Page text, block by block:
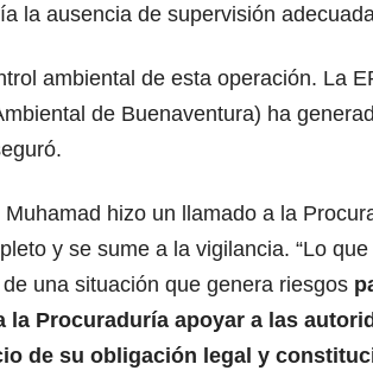
la ausencia de supervisión
ambiental de esta operación. La
de Buenaventura) ha
hizo un llamado a la
y se sume a la vigilancia. “Lo
una situación que genera riesgos
la Procuraduría apoyar a las
de su obligación legal y